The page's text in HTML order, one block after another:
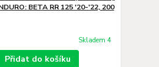
BETA RR 125 '20-'22, 200
Skladem 4
Přidat do košíku